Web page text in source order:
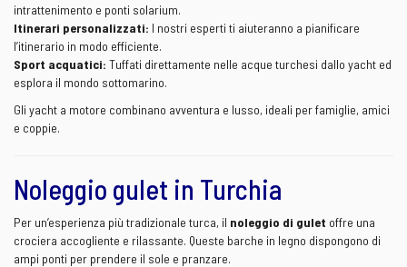
intrattenimento e ponti solarium.
Itinerari personalizzati: I nostri esperti ti aiuteranno a pianificare
l’itinerario in modo efficiente.
Sport acquatici: Tuffati direttamente nelle acque turchesi dallo yacht ed
esplora il mondo sottomarino.
Gli yacht a motore combinano avventura e lusso, ideali per famiglie, amici
e coppie.
Noleggio gulet in Turchia
Per un’esperienza più tradizionale turca, il noleggio di gulet offre una
crociera accogliente e rilassante. Queste barche in legno dispongono di
ampi ponti per prendere il sole e pranzare.